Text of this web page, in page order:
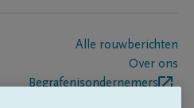
Alle rouwberichten
Over ons
Begrafenisondernemers